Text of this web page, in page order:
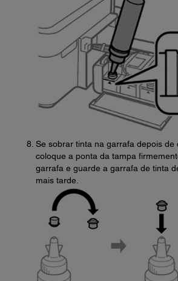
Se sobrar tinta na garrafa depois de
coloque a ponta da tampa
garrafa e guarde a garrafa de tinta
mais tarde.